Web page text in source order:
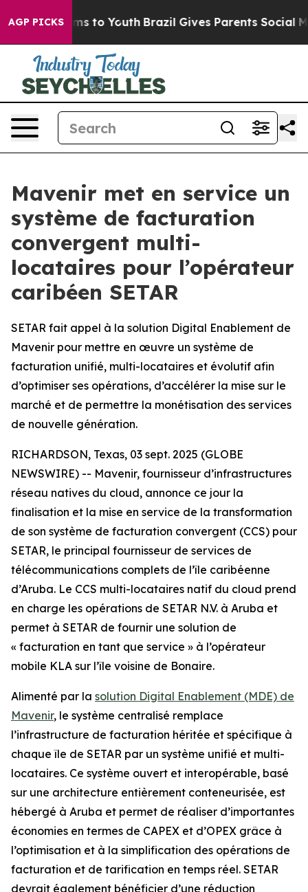
AGP PICKS
Harms to Youth Brazil Gives Parents Social
Mavenir met en service un
système de facturation
convergent multi-
locataires pour l’opérateur
caribéen SETAR
SETAR fait appel à la solution Digital Enablement de
Mavenir pour mettre en œuvre un système de
facturation unifié, multi-locataires et évolutif afin
d’optimiser ses opérations, d’accélérer la mise sur le
marché et de permettre la monétisation des services
de nouvelle génération.
RICHARDSON, Texas, 03 sept. 2025 (GLOBE
NEWSWIRE) -- Mavenir, fournisseur d’infrastructures
réseau natives du cloud, annonce ce jour la
finalisation et la mise en service de la transformation
de son système de facturation convergent (CCS) pour
SETAR, le principal fournisseur de services de
télécommunications complets de l’île caribéenne
d’Aruba. Le CCS multi-locataires natif du cloud prend
en charge les opérations de SETAR N.V. à Aruba et
permet à SETAR de fournir une solution de
« facturation en tant que service » à l’opérateur
mobile KLA sur l’île voisine de Bonaire.
Alimenté par la solution Digital Enablement (MDE) de
Mavenir, le système centralisé remplace
l’infrastructure de facturation héritée et spécifique à
chaque île de SETAR par un système unifié et multi-
locataires. Ce système ouvert et interopérable, basé
sur une architecture entièrement conteneurisée, est
hébergé à Aruba et permet de réaliser d’importantes
économies en termes de CAPEX et d’OPEX grâce à
l’optimisation et à la simplification des opérations de
facturation et de tarification en temps réel. SETAR
devrait également bénéficier d’une réduction